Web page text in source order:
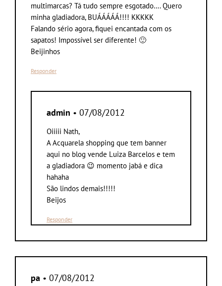
multimarcas? Tá tudo sempre esgotado…. Quero
minha gladiadora, BUÁÁÁÁÁ!!!! KKKKK
Falando sério agora, fiquei encantada com os
sapatos! Impossível ser diferente! 🙂
Beijinhos
Responder
admin • 07/08/2012
Oiiiii Nath,
A Acquarela shopping que tem banner
aqui no blog vende Luiza Barcelos e tem
a gladiadora 😉 momento jabá e dica
hahaha
São lindos demais!!!!!
Beijos
Responder
pa • 07/08/2012